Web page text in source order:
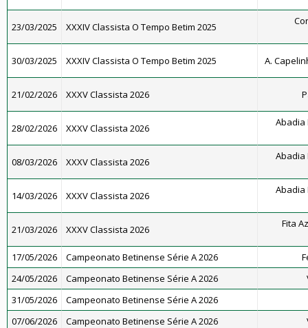
23/03/2025 XXXIV Classista O Tempo Betim 2025
30/03/2025 XXXIV Classista O Tempo Betim 2025 A.
21/02/2026 XXXV Classista 2026
28/02/2026 XXXV Classista 2026 Abadia
08/03/2026 XXXV Classista 2026 Abadia
14/03/2026 XXXV Classista 2026 Abadia
21/03/2026 XXXV Classista 2026 Fita
17/05/2026 Campeonato Betinense Série A 2026
24/05/2026
Campeonato Betinense Série A 2026
31/05/2026
Campeonato Betinense Série A 2026
07/06/2026
Campeonato Betinense Série A 2026